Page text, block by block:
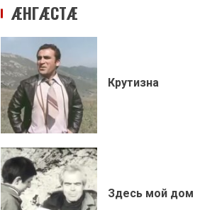
ÆНГÆСТÆ
Крутизна
Здесь мой дом